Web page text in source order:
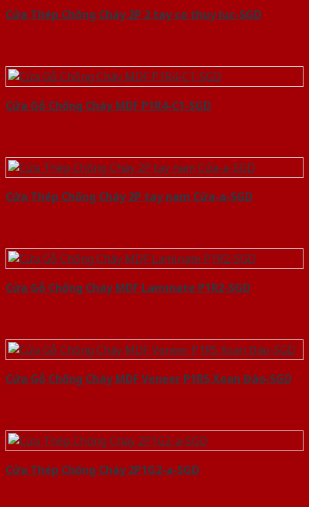
Cửa Thép Chống Cháy 2P 2 tay co thuy luc-SGD
Cửa Gỗ Chống Cháy MDF P1R4-C1-SGD
Cửa Thép Chống Cháy 2P tay nam Cửa-a-SGD
Cửa Gỗ Chống Cháy MDF Laminate P1R2-SGD
Cửa Gỗ Chống Cháy MDF Veneer P1R5 Xoan Đào-SGD
Cửa Thép Chống Cháy 2P1G2-a-SGD